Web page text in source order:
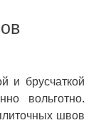
и брусчаткой
вольготно.
швов